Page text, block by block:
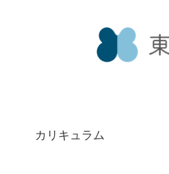
カリキュラム